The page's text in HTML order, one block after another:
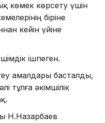
көмек көрсету үшін
біріне
кейін үйіне
ішпеген.
амалдары басталды,
тұлға әкімшілік
Н.Назарбаев